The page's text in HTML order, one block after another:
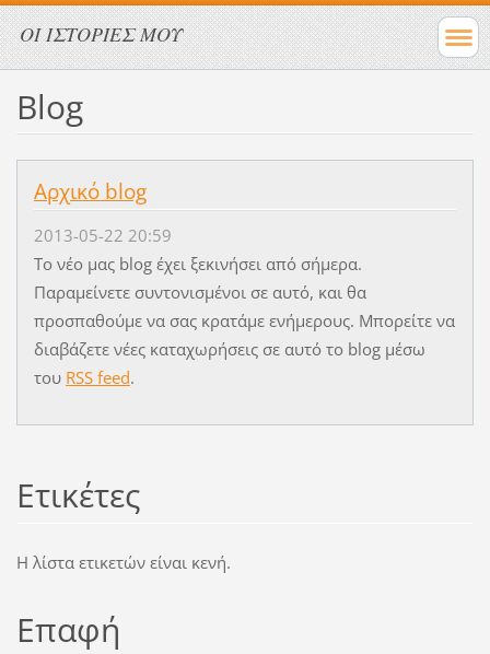
ΟΙ ΙΣΤΟΡΙΕΣ ΜΟΥ
Blog
Αρχικό blog
2013-05-22 20:59
Το νέο μας blog έχει ξεκινήσει από σήμερα.
Παραμείνετε συντονισμένοι σε αυτό, και θα
προσπαθούμε να σας κρατάμε ενήμερους. Μπορείτε να
διαβάζετε νέες καταχωρήσεις σε αυτό το blog μέσω
του RSS feed.
Ετικέτες
Η λίστα ετικετών είναι κενή.
Επαφή